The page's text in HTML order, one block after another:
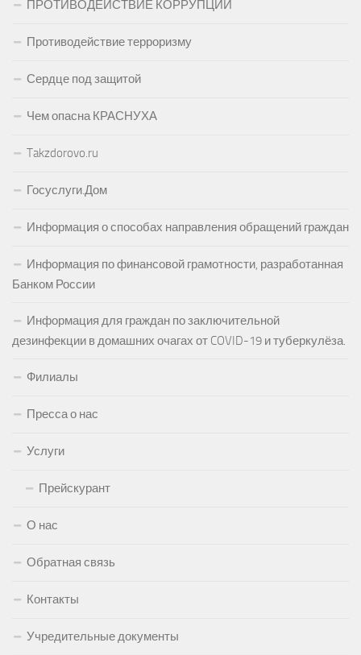
ПРОТИВОДЕЙСТВИЕ КОРРУПЦИИ
Противодействие терроризму
Сердце под защитой
Чем опасна КРАСНУХА
Takzdorovo.ru
Госуслуги.Дом
Информация о способах направления обращений граждан
Информация по финансовой грамотности, разработанная
Банком России
Информация для граждан по заключительной
дезинфекции в домашних очагах от COVID-19 и туберкулёза.
Филиалы
Пресса о нас
Услуги
Прейскурант
О нас
Обратная связь
Контакты
Учредительные документы